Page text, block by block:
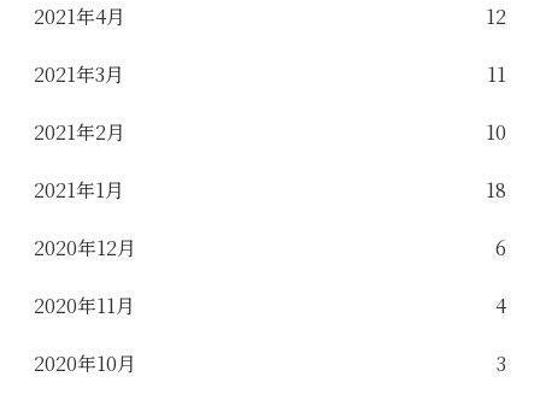
2021年4月 12
2021年3月 11
2021年2月 10
2021年1月 18
2020年12月 6
2020年11月 4
2020年10月 3